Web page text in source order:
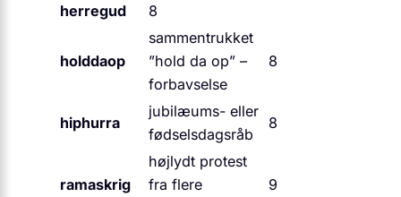
herregud
8
holddaop
sammentrukket
”hold da op” –
forbavselse
8
hiphurra
jubilæums- eller
fødselsdagsråb
8
ramaskrig
højlydt protest
fra flere
9